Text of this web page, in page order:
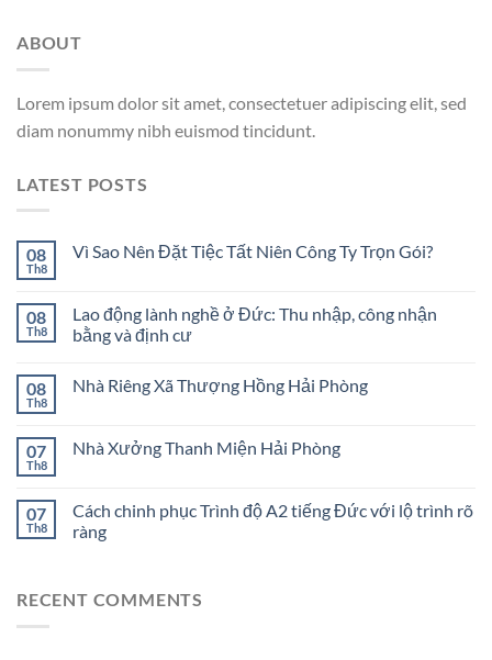
ABOUT
Lorem ipsum dolor sit amet, consectetuer adipiscing elit, sed
diam nonummy nibh euismod tincidunt.
LATEST POSTS
08
Th8
Vì Sao Nên Đặt Tiệc Tất Niên Công Ty Trọn Gói?
08
Th8
Lao động lành nghề ở Đức: Thu nhập, công nhận
bằng và định cư
08
Th8
Nhà Riêng Xã Thượng Hồng Hải Phòng
07
Th8
Nhà Xưởng Thanh Miện Hải Phòng
07
Th8
Cách chinh phục Trình độ A2 tiếng Đức với lộ trình rõ
ràng
RECENT COMMENTS